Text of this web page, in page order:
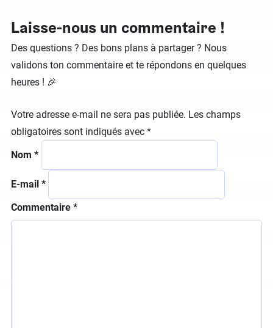
Laisse-nous un commentaire !
Des questions ? Des bons plans à partager ? Nous
validons ton commentaire et te répondons en quelques
heures ! 🎉
Votre adresse e-mail ne sera pas publiée. Les champs
obligatoires sont indiqués avec *
Commentaire *
Nom *
E-mail *